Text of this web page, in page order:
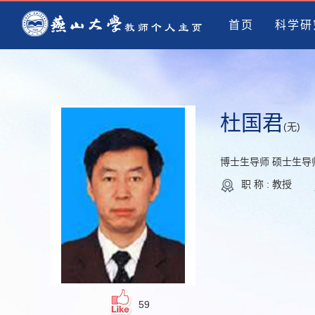
首页 科学
59
杜国君(无)
博士生导师 硕士生导
职 称 : 教授